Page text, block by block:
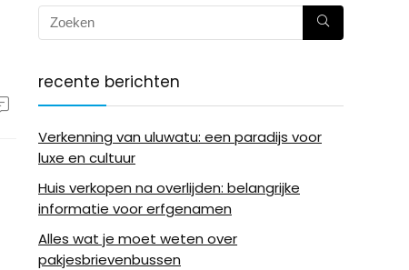
recente berichten
Verkenning van uluwatu: een paradijs voor
luxe en cultuur
Huis verkopen na overlijden: belangrijke
informatie voor erfgenamen
Alles wat je moet weten over
pakjesbrievenbussen